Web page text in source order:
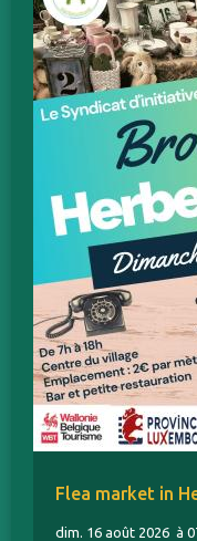
Flea market in
dim. 16 août 2026 à